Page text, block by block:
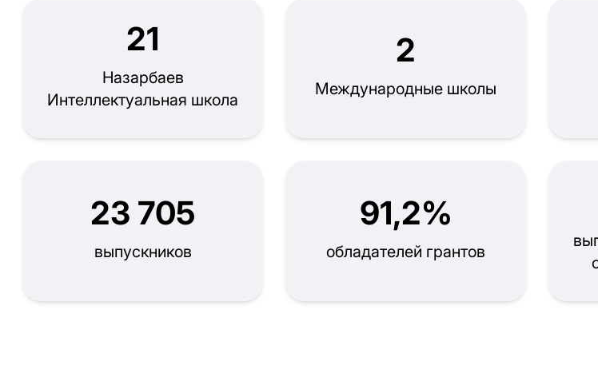
21
Назарбаев
Интеллектуальная школа
2
Международные школы
23 705
выпускников
91,2%
обладателей грантов